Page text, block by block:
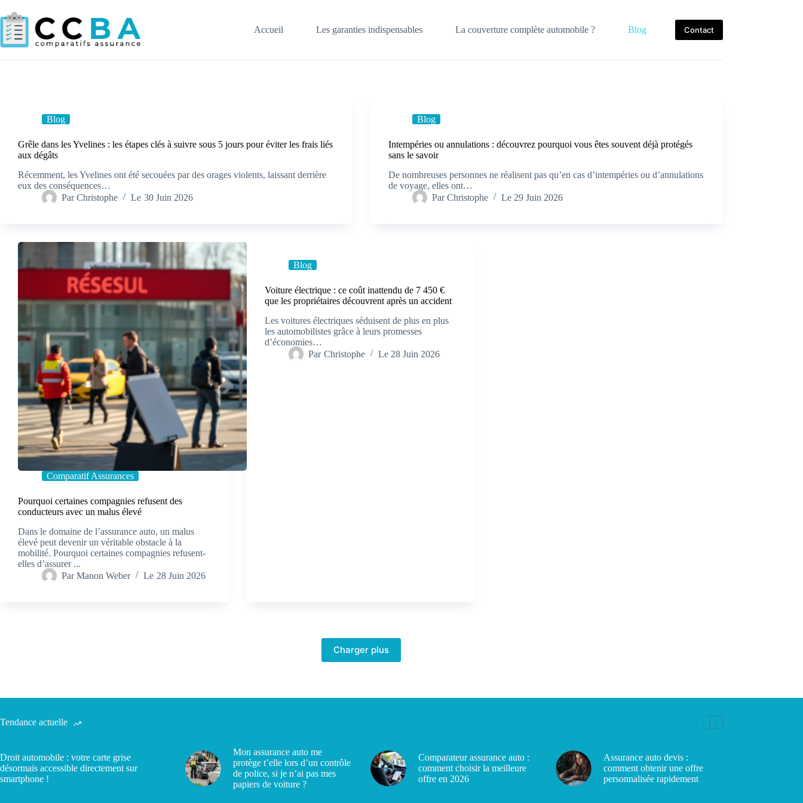
au
contenu
Accueil Les garanties indispensables La couverture complète automobile ? Blog Contact
Blog
Grêle dans les Yvelines : les étapes clés à suivre sous 5 jours pour éviter les frais liés
aux dégâts
Récemment, les Yvelines ont été secouées par des orages violents, laissant derrière
eux des conséquences…
Par Christophe Le 30 Juin 2026
Blog
Intempéries ou annulations : découvrez pourquoi vous êtes souvent déjà protégés
sans le savoir
De nombreuses personnes ne réalisent pas qu’en cas d’intempéries ou d’annulations
de voyage, elles ont…
Par Christophe Le 29 Juin 2026
Comparatif Assurances
Pourquoi certaines compagnies refusent des
conducteurs avec un malus élevé
Dans le domaine de l’assurance auto, un malus
élevé peut devenir un véritable obstacle à la
mobilité. Pourquoi certaines compagnies refusent-
elles d’assurer ...
Par Manon Weber Le 28 Juin 2026
Blog
Voiture électrique : ce coût inattendu de 7 450 €
que les propriétaires découvrent après un accident
Les voitures électriques séduisent de plus en plus
les automobilistes grâce à leurs promesses
d’économies…
Par Christophe Le 28 Juin 2026
Charger plus
Tendance actuelle
Droit automobile : votre carte grise
désormais accessible directement sur
smartphone !
Mon assurance auto me
protège t’elle lors d’un contrôle
de police, si je n’ai pas mes
papiers de voiture ?
Comparateur assurance auto :
comment choisir la meilleure
offre en 2026
Assurance auto devis :
comment obtenir une offre
personnalisée rapidement